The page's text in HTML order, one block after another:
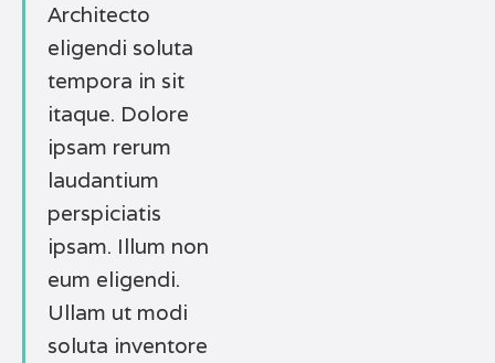
Architecto
eligendi soluta
tempora in sit
itaque. Dolore
ipsam rerum
laudantium
perspiciatis
ipsam. Illum non
eum eligendi.
Ullam ut modi
soluta inventore